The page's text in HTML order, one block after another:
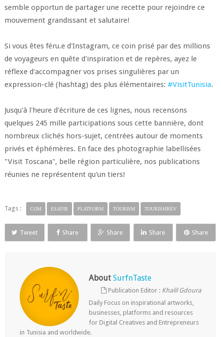
semble opportun de partager une recette pour rejoindre ce
mouvement grandissant et salutaire!
Si vous êtes féru.e d'Instagram, ce coin prisé par des millions
de voyageurs en quête d'inspiration et de repères, ayez le
réflexe d'accompagner vos prises singulières par un
expression-clé (hashtag) des plus élémentaires: #VisitTunisia.
Jusqu'à l'heure d'écriture de ces lignes, nous recensons
quelques 245 mille participations sous cette bannière, dont
nombreux clichés hors-sujet, centrées autour de moments
privés et éphémères. En face des photographie labellisées
"Visit Toscana", belle région particulière, nos publications
réunies ne représentent qu'un tiers!
Tags : COM ESAFIR PLATFORM TOURISM TOURISMREV
Tweet Share Share Share Share
About SurfnTaste
Publication Editor : Khalil Gdoura
Daily Focus on inspirational artworks,
businesses, platforms and resources
for Digital Creatives and Entrepreneurs
in Tunisia and worldwide.